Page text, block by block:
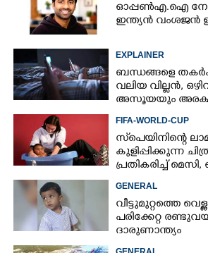
ഓപ്പൺഎ.ഐ
ഇന്ത്യൻ വംശജൻ
EXPLAINER
ബന്ധങ്ങളെ
വലിയ വില്ലൻ,
അസൂയയും
FIFA-WORLD-CUP
സ്‌പെയിനിന്റെ
കുളിപ്പിക്കുന്ന
പ്രതികരിച്ച്
GENERAL
വീട്ടുമുറ്റത്തെ
പരിക്കേറ്റ
ദാരുണാന്ത്യം